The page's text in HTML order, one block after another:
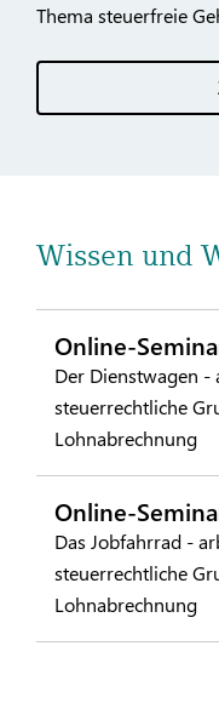
Thema steuerfreie
Wissen und
Online-
Der Dienstwagen -
steuerrechtliche
Lohnabrechnung
Online-
Das Jobfahrrad -
steuerrechtliche
Lohnabrechnung